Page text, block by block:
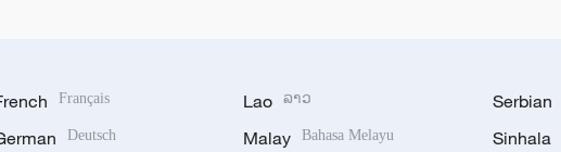
Français
Deutsch
Lao ລາວ
Malay Bahasa Melayu
Serbian
Sinhala